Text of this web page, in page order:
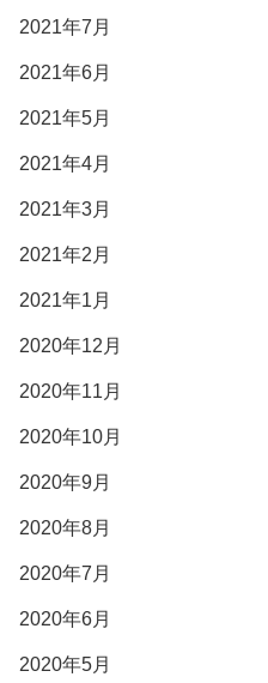
2021年7月
2021年6月
2021年5月
2021年4月
2021年3月
2021年2月
2021年1月
2020年12月
2020年11月
2020年10月
2020年9月
2020年8月
2020年7月
2020年6月
2020年5月